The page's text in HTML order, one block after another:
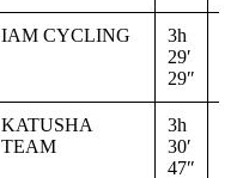
IAM CYCLING
3h
29′
29″
KATUSHA
TEAM
3h
30′
47″